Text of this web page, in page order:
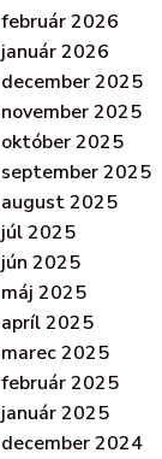
február 2026
január 2026
december 2025
november 2025
október 2025
september 2025
august 2025
júl 2025
jún 2025
máj 2025
apríl 2025
marec 2025
február 2025
január 2025
december 2024